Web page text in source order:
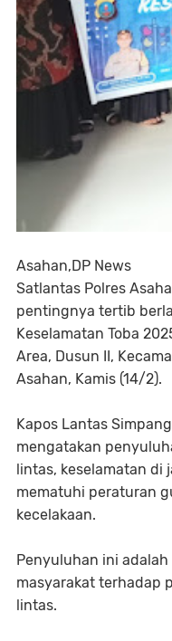
Asahan,DP News
Satlantas Polres
pentingnya tertib
Keselamatan Toba
Area, Dusun II,
Asahan, Kamis (14/2).
Kapos Lantas
mengatakan
lintas, keselamatan
mematuhi peraturan
kecelakaan.
Penyuluhan ini
masyarakat terhadap
lintas.